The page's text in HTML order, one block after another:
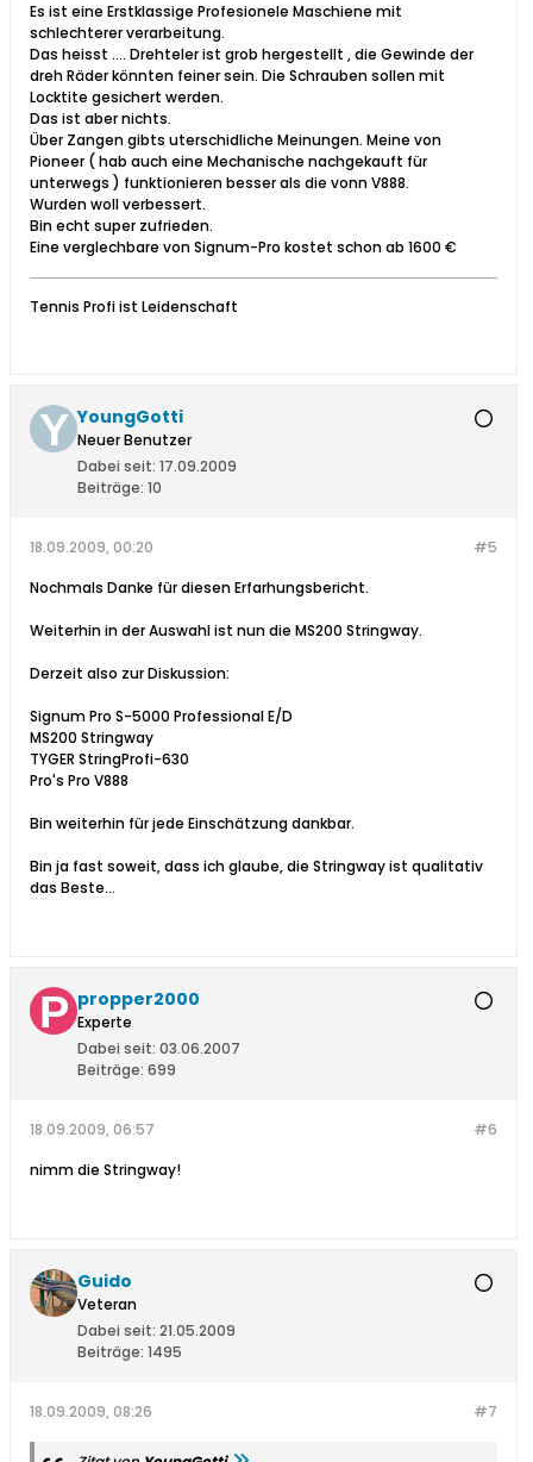
Es ist eine Erstklassige Profesionele Maschiene mit
schlechterer verarbeitung.
Das heisst .... Drehteler ist grob hergestellt , die Gewinde der
dreh Räder könnten feiner sein. Die Schrauben sollen mit
Locktite gesichert werden.
Das ist aber nichts.
Über Zangen gibts uterschidliche Meinungen. Meine von
Pioneer ( hab auch eine Mechanische nachgekauft für
unterwegs ) funktionieren besser als die vonn V888.
Wurden woll verbessert.
Bin echt super zufrieden.
Eine verglechbare von Signum-Pro kostet schon ab 1600 €
Tennis Profi ist Leidenschaft
YoungGotti
Neuer Benutzer
Dabei seit: 17.09.2009
Beiträge: 10
#5
18.09.2009, 00:20
Nochmals Danke für diesen Erfarhungsbericht.
Weiterhin in der Auswahl ist nun die MS200 Stringway.
Derzeit also zur Diskussion:
Signum Pro S-5000 Professional E/D
MS200 Stringway
TYGER StringProfi-630
Pro's Pro V888
Bin weiterhin für jede Einschätzung dankbar.
Bin ja fast soweit, dass ich glaube, die Stringway ist qualitativ
das Beste...
propper2000
Experte
Dabei seit: 03.06.2007
Beiträge: 699
#6
18.09.2009, 06:57
nimm die Stringway!
Guido
Veteran
Dabei seit: 21.05.2009
Beiträge: 1495
#7
18.09.2009, 08:26